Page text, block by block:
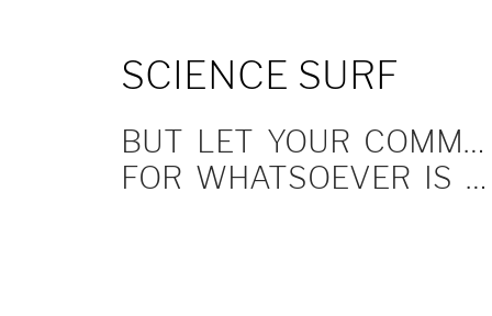
SCIENCE SURF
BUT LET YOUR COMMUNICATION BE YEA, YEA; NAY, NAY.
FOR WHATSOEVER IS MORE THAN THESE COMETH OF EVIL.